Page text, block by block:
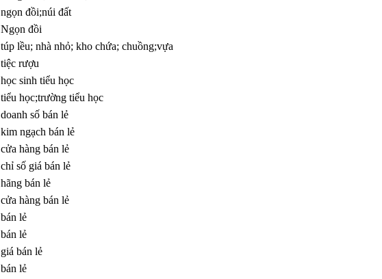
ngọn đồi;núi đất
Ngọn đồi
túp lều; nhà nhỏ; kho chứa; chuồng;vựa
tiệc rượu
học sinh tiểu học
tiểu học;trường tiểu học
doanh số bán lẻ
kim ngạch bán lẻ
cửa hàng bán lẻ
chỉ số giá bán lẻ
hãng bán lẻ
cửa hàng bán lẻ
bán lẻ
bán lẻ
giá bán lẻ
bán lẻ